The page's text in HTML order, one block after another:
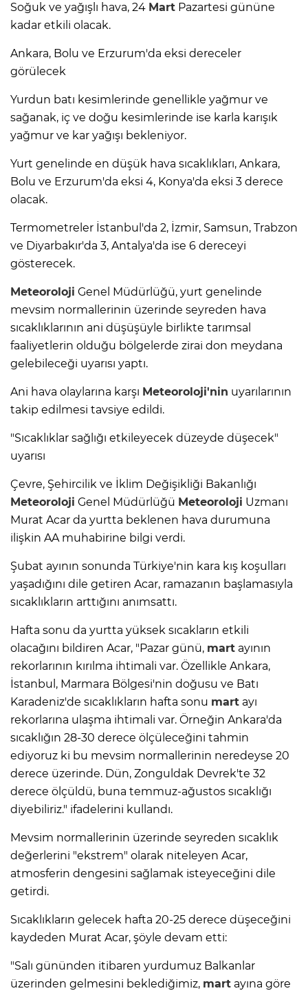
Soğuk ve yağışlı hava, 24 Mart Pazartesi gününe
kadar etkili olacak.
Ankara, Bolu ve Erzurum'da eksi dereceler
görülecek
Yurdun batı kesimlerinde genellikle yağmur ve
sağanak, iç ve doğu kesimlerinde ise karla karışık
yağmur ve kar yağışı bekleniyor.
Yurt genelinde en düşük hava sıcaklıkları, Ankara,
Bolu ve Erzurum'da eksi 4, Konya'da eksi 3 derece
olacak.
Termometreler İstanbul'da 2, İzmir, Samsun, Trabzon
ve Diyarbakır'da 3, Antalya'da ise 6 dereceyi
gösterecek.
Meteoroloji Genel Müdürlüğü, yurt genelinde
mevsim normallerinin üzerinde seyreden hava
sıcaklıklarının ani düşüşüyle birlikte tarımsal
faaliyetlerin olduğu bölgelerde zirai don meydana
gelebileceği uyarısı yaptı.
Ani hava olaylarına karşı Meteoroloji'nin uyarılarının
takip edilmesi tavsiye edildi.
"Sıcaklıklar sağlığı etkileyecek düzeyde düşecek"
uyarısı
Çevre, Şehircilik ve İklim Değişikliği Bakanlığı
Meteoroloji Genel Müdürlüğü Meteoroloji Uzmanı
Murat Acar da yurtta beklenen hava durumuna
ilişkin AA muhabirine bilgi verdi.
Şubat ayının sonunda Türkiye'nin kara kış koşulları
yaşadığını dile getiren Acar, ramazanın başlamasıyla
sıcaklıkların arttığını anımsattı.
Hafta sonu da yurtta yüksek sıcakların etkili
olacağını bildiren Acar, "Pazar günü, mart ayının
rekorlarının kırılma ihtimali var. Özellikle Ankara,
İstanbul, Marmara Bölgesi'nin doğusu ve Batı
Karadeniz'de sıcaklıkların hafta sonu mart ayı
rekorlarına ulaşma ihtimali var. Örneğin Ankara'da
sıcaklığın 28-30 derece ölçüleceğini tahmin
ediyoruz ki bu mevsim normallerinin neredeyse 20
derece üzerinde. Dün, Zonguldak Devrek'te 32
derece ölçüldü, buna temmuz-ağustos sıcaklığı
diyebiliriz." ifadelerini kullandı.
Mevsim normallerinin üzerinde seyreden sıcaklık
değerlerini "ekstrem" olarak niteleyen Acar,
atmosferin dengesini sağlamak isteyeceğini dile
getirdi.
Sıcaklıkların gelecek hafta 20-25 derece düşeceğini
kaydeden Murat Acar, şöyle devam etti:
"Salı gününden itibaren yurdumuz Balkanlar
üzerinden gelmesini beklediğimiz, mart ayına göre